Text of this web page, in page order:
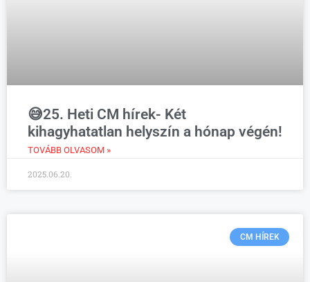
😅25. Heti CM hírek- Két
kihagyhatatlan helyszín a hónap végén!
TOVÁBB OLVASOM »
2025.06.20.
CM HÍREK